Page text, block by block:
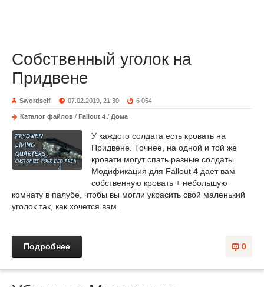
Собственный уголок на
Придвене
Swordself 07.02.2019, 21:30 6 054
Каталог файлов / Fallout 4 / Дома
У каждого солдата есть кровать на
Придвене. Точнее, на одной и той же
кровати могут спать разные солдаты.
Модификация для Fallout 4 дает вам
собственную кровать + небольшую
комнату в палубе, чтобы вы могли украсить свой маленький
уголок так, как хочется вам.
0
Подробнее